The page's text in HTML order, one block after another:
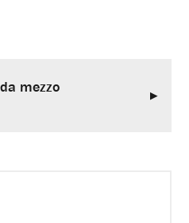
mezzo